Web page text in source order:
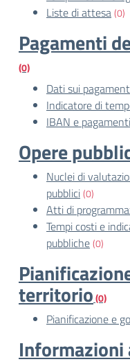
Liste di attesa(0)
Pagamenti
(0)
Dati sui
Indicatore di
IBAN e
Opere
Nuclei di
pubblici(0)
Atti di
Tempi costi e
pubbliche(0)
territorio(0)
Pianificazione e